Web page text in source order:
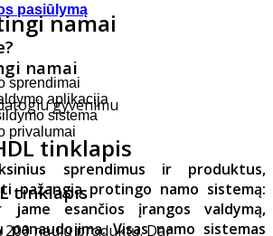
namai
namai
gyvenimu
tinklapis
tinklapis
200 naujų produktų. Dar
pasiūlymą
sprendimai
aplikacija
sistema
privalumai
sprendimus ir produktus,
pažangią protingo namo sistemą:
esančios įrangos valdymą,
panaudojimą. Visas namo sistemas